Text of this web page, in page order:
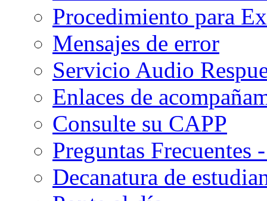
Procedimiento para
Mensajes de error
Servicio Audio
Enlaces de
Consulte su CAPP
Preguntas Frecuentes
Decanatura de